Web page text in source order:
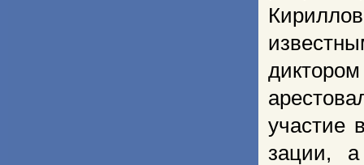
участие
зации,